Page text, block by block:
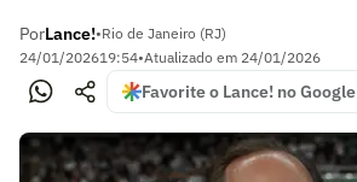
PorLance!•Rio de Janeiro (RJ)
24/01/202619:54•Atualizado em 24/01/2026
Favorite o Lance! no Google